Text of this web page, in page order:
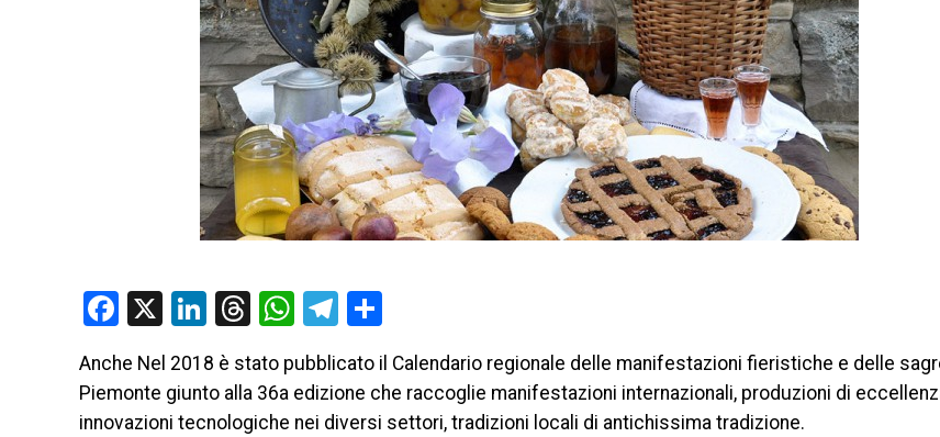
Facebook
X LinkedIn
Threads
WhatsApp
Telegram
Anche Nel 2018 è stato pubblicato il Calendario regionale delle manifestazioni fieristiche e delle
Piemonte giunto alla 36a edizione che raccoglie manifestazioni internazionali, produzioni di
innovazioni tecnologiche nei diversi settori, tradizioni locali di antichissima tradizione.